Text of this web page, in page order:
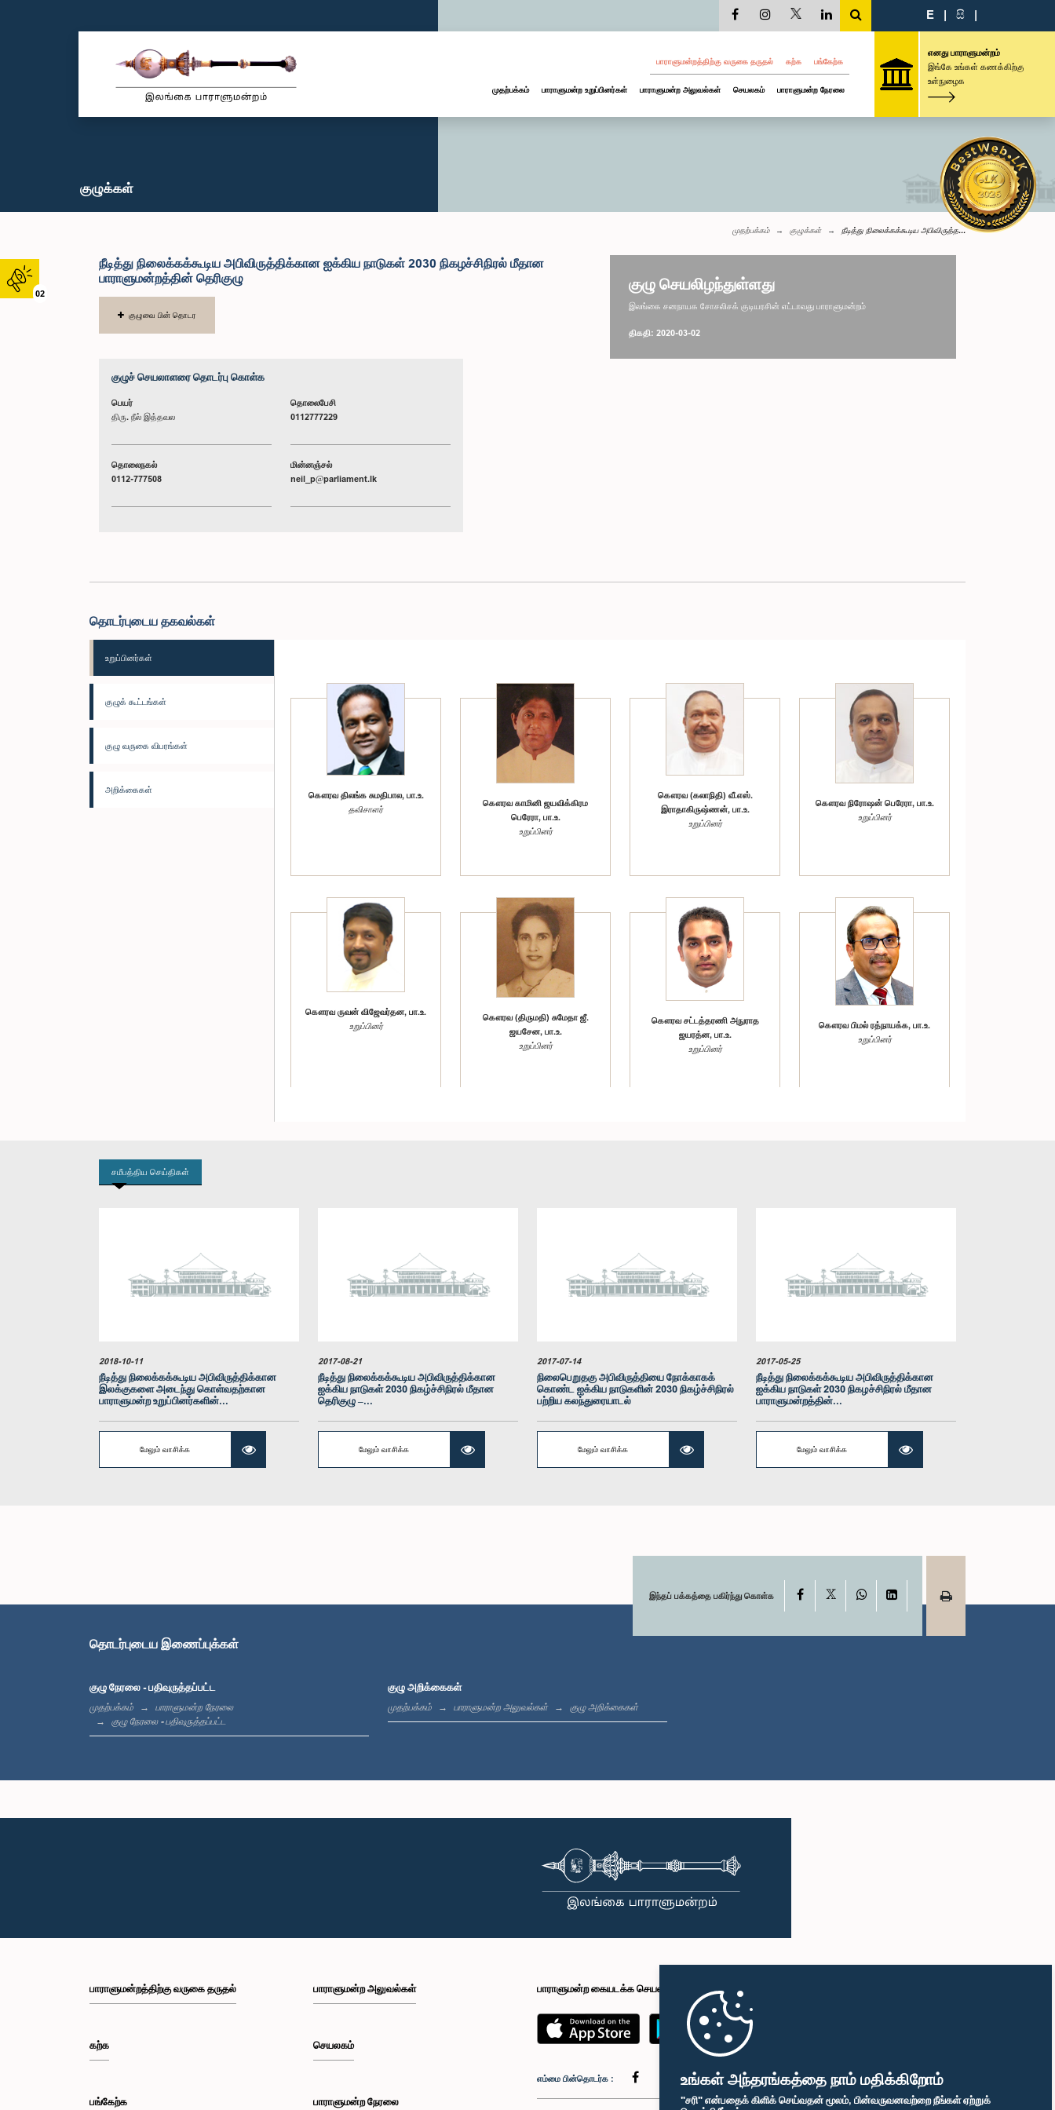
உங்கள் அந்தரங்கத்தை நாம் மதிக்கிறோம்
"சரி" என்பதைக் கிளிக் செய்வதன் மூலம், பின்வருவனவற்றை நீங்கள் ஏற்றுக்
02
E | සි |
பாராளுமன்றத்திற்கு வருகை தருதல் கற்க பங்கேற்க
முதற்பக்கம் பாராளுமன்ற உறுப்பினர்கள் பாராளுமன்ற அலுவல்கள் செயலகம் பாராளுமன்ற நேரலை
எனது பாராளுமன்றம்
இங்கே உங்கள் கணக்கிற்கு
உள்நுழைக
குழுக்கள்
முதற்பக்கம் குழுக்கள் நீடித்து நிலைக்கக்கூடிய அபிவிருத்த...
நீடித்து நிலைக்கக்கூடிய அபிவிருத்திக்கான ஐக்கிய நாடுகள் 2030 நிகழச்சிநிரல் மீதான
பாராளுமன்றத்தின் தெரிகுழு
குழுவை பின் தொடர
குழுச் செயலாளரை தொடர்பு கொள்க
பெயர்
திரு. நீல் இத்தவல
தொலைபேசி
0112777229
தொலைநகல்
0112-777508
மின்னஞ்சல்
neil_p@parliament.lk
குழு செயலிழந்துள்ளது
இலங்கை சனநாயக சோசலிசக் குடியரசின் எட்டாவது பாராளுமன்றம்
திகதி: 2020-03-02
தொடர்புடைய தகவல்கள்
உறுப்பினர்கள்
குழுக் கூட்டங்கள்
குழு வருகை விபரங்கள்
அறிக்கைகள்
கௌரவ திலங்க சுமதிபால, பா.உ.
தவிசாளர்
கௌரவ காமினி ஜயவிக்கிரம
பெரேரா, பா.உ.
உறுப்பினர்
கௌரவ (கலாநிதி) வீ.எஸ்.
இராதாகிருஷ்ணன், பா.உ.
உறுப்பினர்
கௌரவ நிரோஷன் பெரேரா, பா.உ.
உறுப்பினர்
கௌரவ ருவன் விஜேவர்தன, பா.உ.
உறுப்பினர்
கௌரவ (திருமதி) சுமேதா ஜீ.
ஜயசேன, பா.உ.
உறுப்பினர்
கௌரவ சட்டத்தரணி அநுராத
ஜயரத்ன, பா.உ.
உறுப்பினர்
கௌரவ பிமல் ரத்நாயக்க, பா.உ.
உறுப்பினர்
கௌரவ அப்துல்லா மஹரூப், பா.உ.
கௌரவ (திருமதி) ரோஹினீ குமாரி
கௌரவ ச. வியாழேந்திரன், பா.உ.
சமீபத்திய செய்திகள்
2018-10-11
நீடித்து நிலைக்கக்கூடிய அபிவிருத்திக்கான
இலக்குகளை அடைந்து கொள்வதற்கான
பாராளுமன்ற உறுப்பினர்களின்...
மேலும் வாசிக்க
2017-08-21
நீடித்து நிலைக்கக்கூடிய அபிவிருத்திக்கான
ஐக்கிய நாடுகள் 2030 நிகழ்ச்சிநிரல் மீதான
தெரிகுழு –...
மேலும் வாசிக்க
2017-07-14
நிலைபெறுதகு அபிவிருத்தியை நோக்காகக்
கொண்ட ஐக்கிய நாடுகளின் 2030 நிகழ்ச்சிநிரல்
பற்றிய கலந்துரையாடல்
மேலும் வாசிக்க
2017-05-25
நீடித்து நிலைக்கக்கூடிய அபிவிருத்திக்கான
ஐக்கிய நாடுகள் 2030 நிகழச்சிநிரல் மீதான
பாராளுமன்றத்தின்...
மேலும் வாசிக்க
இந்தப் பக்கத்தை பகிர்ந்து கொள்க Facebook WhatsAppLinkedIn
தொடர்புடைய இணைப்புக்கள்
குழு நேரலை - பதிவுருத்தப்பட்ட
முதற்பக்கம்
பாராளுமன்ற நேரலை
குழு நேரலை - பதிவுருத்தப்பட்ட
குழு அறிக்கைகள்
முதற்பக்கம் பாராளுமன்ற அலுவல்கள் குழு அறிக்கைகள்
பாராளுமன்றத்திற்கு வருகை தருதல்
கற்க
பங்கேற்க
பாராளுமன்ற அலுவல்கள்
செயலகம்
பாராளுமன்ற நேரலை
பாராளுமன்ற கையடக்க செயலி
எம்மை பின்தொடர்க :